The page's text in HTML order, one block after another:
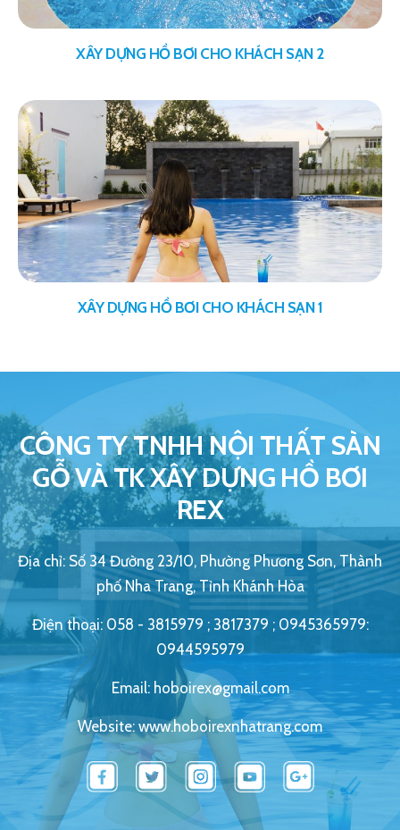
XÂY DỰNG HỒ BƠI CHO KHÁCH SẠN 2
XÂY DỰNG HỒ BƠI CHO KHÁCH SẠN 1
CÔNG TY TNHH NỘI THẤT SÀN
GỖ VÀ TK XÂY DỰNG HỒ BƠI
REX
Địa chỉ: Số 34 Đường 23/10, Phường Phương Sơn, Thành
phố Nha Trang, Tỉnh Khánh Hòa
Điện thoại: 058 - 3815979 ; 3817379 ; 0945365979:
0944595979
Email: hoboirex@gmail.com
Website: www.hoboirexnhatrang.com